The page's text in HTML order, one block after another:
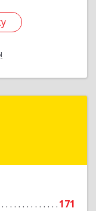
171
ул, дом